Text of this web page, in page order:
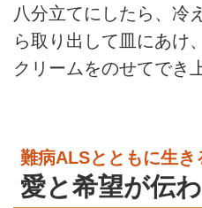
八分立てにしたら、冷
ら取り出して皿にあけ
クリームをのせてでき
難病ALSとともに生き
愛と希望が伝